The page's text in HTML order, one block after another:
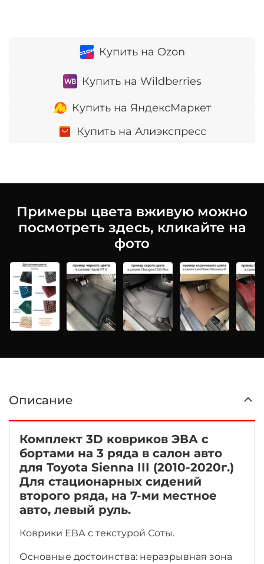
Купить на Ozon
Купить на Wildberries
Купить на ЯндексМаркет
Купить на Алиэкспресс
Примеры цвета вживую можно
посмотреть здесь, кликайте на
фото
Описание
Комплект 3D ковриков ЭВА с
бортами на 3 ряда в салон авто
для Toyota Sienna III (2010-2020г.)
Для стационарных сидений
второго ряда, на 7-ми местное
авто, левый руль.
Коврики ЕВА с текстурой Соты.
Основные достоинства: неразрывная зона